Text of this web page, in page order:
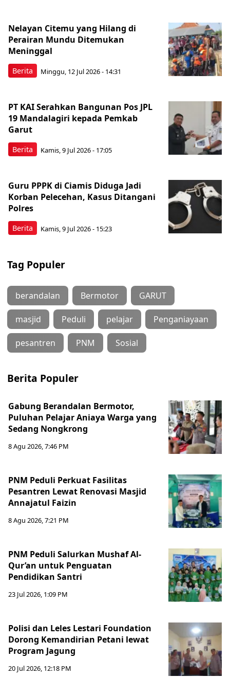
Berita
Nelayan Citemu yang Hilang di
Perairan Mundu Ditemukan
Meninggal
Minggu, 12 Jul 2026 - 14:31
Berita
PT KAI Serahkan Bangunan Pos JPL
19 Mandalagiri kepada Pemkab
Garut
Kamis, 9 Jul 2026 - 17:05
Berita
Guru PPPK di Ciamis Diduga Jadi
Korban Pelecehan, Kasus Ditangani
Polres
Kamis, 9 Jul 2026 - 15:23
Tag Populer
berandalan Bermotor GARUT
masjid Peduli pelajar Penganiayaan
pesantren PNM Sosial
Berita Populer
Gabung Berandalan Bermotor,
Puluhan Pelajar Aniaya Warga yang
Sedang Nongkrong
8 Agu 2026, 7:46 PM
PNM Peduli Perkuat Fasilitas
Pesantren Lewat Renovasi Masjid
Annajatul Faizin
8 Agu 2026, 7:21 PM
PNM Peduli Salurkan Mushaf Al-
Qur’an untuk Penguatan
Pendidikan Santri
23 Jul 2026, 1:09 PM
Polisi dan Leles Lestari Foundation
Dorong Kemandirian Petani lewat
Program Jagung
20 Jul 2026, 12:18 PM